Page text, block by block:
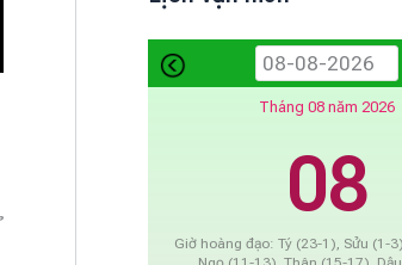
Tháng 08 năm 2026
08
Giờ hoàng đạo: Tý (23-1), Sửu (1-